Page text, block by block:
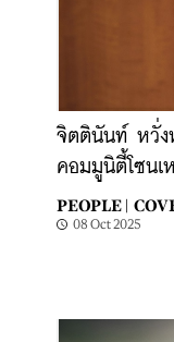
จิตตินันท์ หวั่ง
คอมมูนิตี้โซนเ
PEOPLE |
08 Oct 2025